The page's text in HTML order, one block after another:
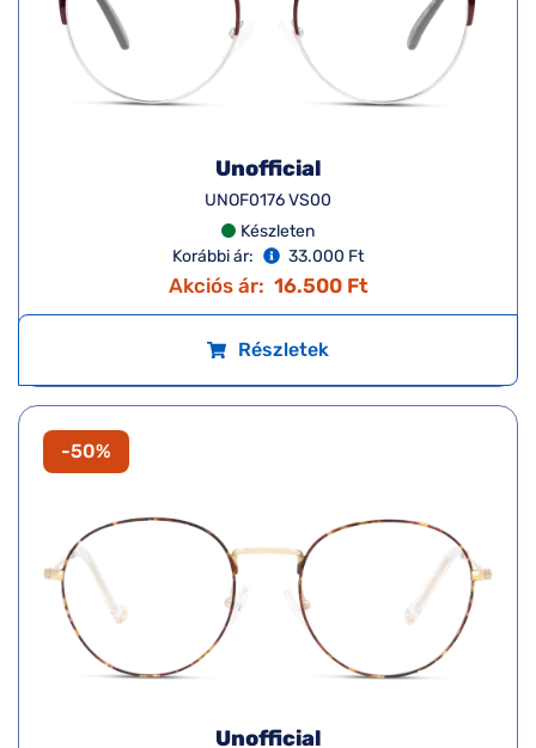
Unofficial
UNOF0176 VS00
Készleten
Korábbi ár:
33.000 Ft
Akciós ár: 16.500 Ft
Részletek
-50%
Unofficial